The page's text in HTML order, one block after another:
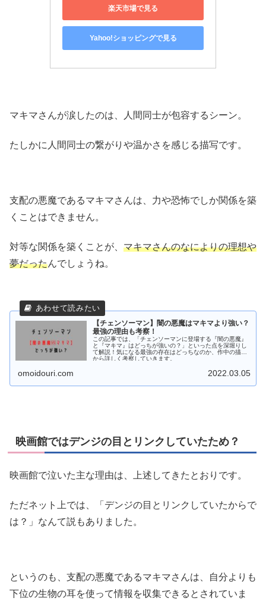
楽天市場で見る
Yahoo!ショッピングで見る
マキマさんが涙したのは、人間同士が包容するシーン。
たしかに人間同士の繋がりや温かさを感じる描写です。
支配の悪魔であるマキマさんは、力や恐怖でしか関係を築
くことはできません。
対等な関係を築くことが、 マキマさんのなによりの理想や
夢だったんでしょうね。
【チェンソーマン】闇の悪魔はマキマより強い？
最強の理由も考察！
この記事では、「チェンソーマンに登場する『闇の悪魔』
と『マキマ』はどっちが強いの？」といった点を深堀りし
て解説！気になる最強の存在はどっちなのか、作中の描写
から詳しく考察していきます。
omoidouri.com 2022.03.05
映画館ではデンジの目とリンクしていたため？
映画館で泣いた主な理由は、上述してきたとおりです。
ただネット上では、「デンジの目とリンクしていたからで
は？」なんて説もありました。
というのも、支配の悪魔であるマキマさんは、自分よりも
下位の生物の耳を使って情報を収集できるとされていま